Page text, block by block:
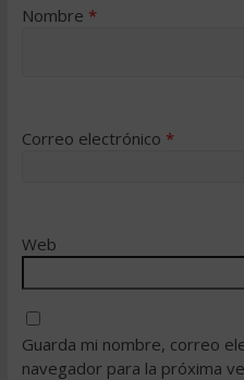
Nombre *
Correo electrónico *
Web
Guarda mi nombre, correo
navegador para la próxima